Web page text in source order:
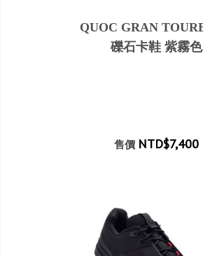
QUOC GRAN
礫石卡鞋 紫霧色
售價 NTD$7,400